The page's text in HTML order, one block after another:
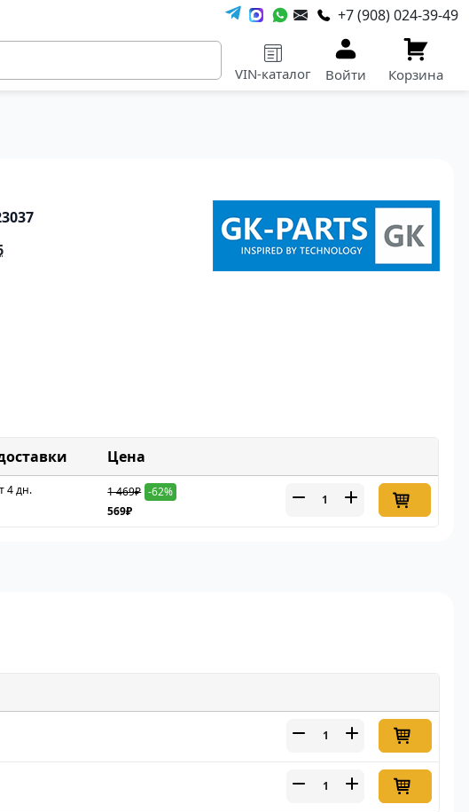
+7 (908) 024-39-49
VIN-каталог Войти Корзина
Цена
4 дн. 1 469₽ -62%
569₽